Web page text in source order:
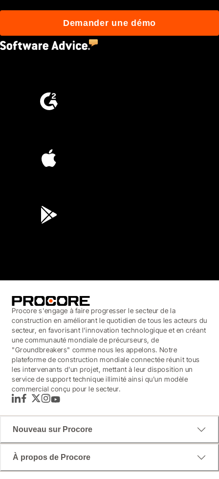
Demander une démo
Procore s'engage à faire progresser le secteur de la
construction en améliorant le quotidien de tous les acteurs du
secteur, en favorisant l'innovation technologique et en créant
une communauté mondiale de précurseurs, de
"Groundbreakers" comme nous les appelons. Notre
plateforme de construction mondiale connectée réunit tous
les intervenants d'un projet, mettant à leur disposition un
service de support technique illimité ainsi qu'un modèle
commercial conçu pour le secteur.
LinkedInFacebook
TwitterInstagram
YouTube
Nouveau sur Procore
À propos de Procore